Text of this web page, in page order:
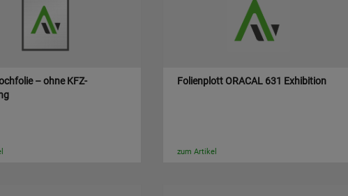
– ohne KFZ-
Folienplott ORACAL 631 Exhibition
zum Artikel